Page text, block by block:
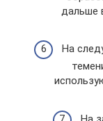
дальше
На